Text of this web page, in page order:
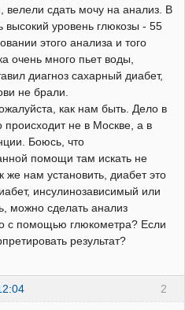
велели сдать мочу на анализ. В
высокий уровень глюкозы - 55
этого анализа и того
очень много пьет воды,
диагноз сахарный диабет,
не брали.
как нам быть. Дело в
происходит не в Москве, а в
Боюсь, что
помощи там искать не
же нам установить, диабет это
инсулинозависимый или
можно сделать анализ
с помощью глюкометра? Если
результат?
2